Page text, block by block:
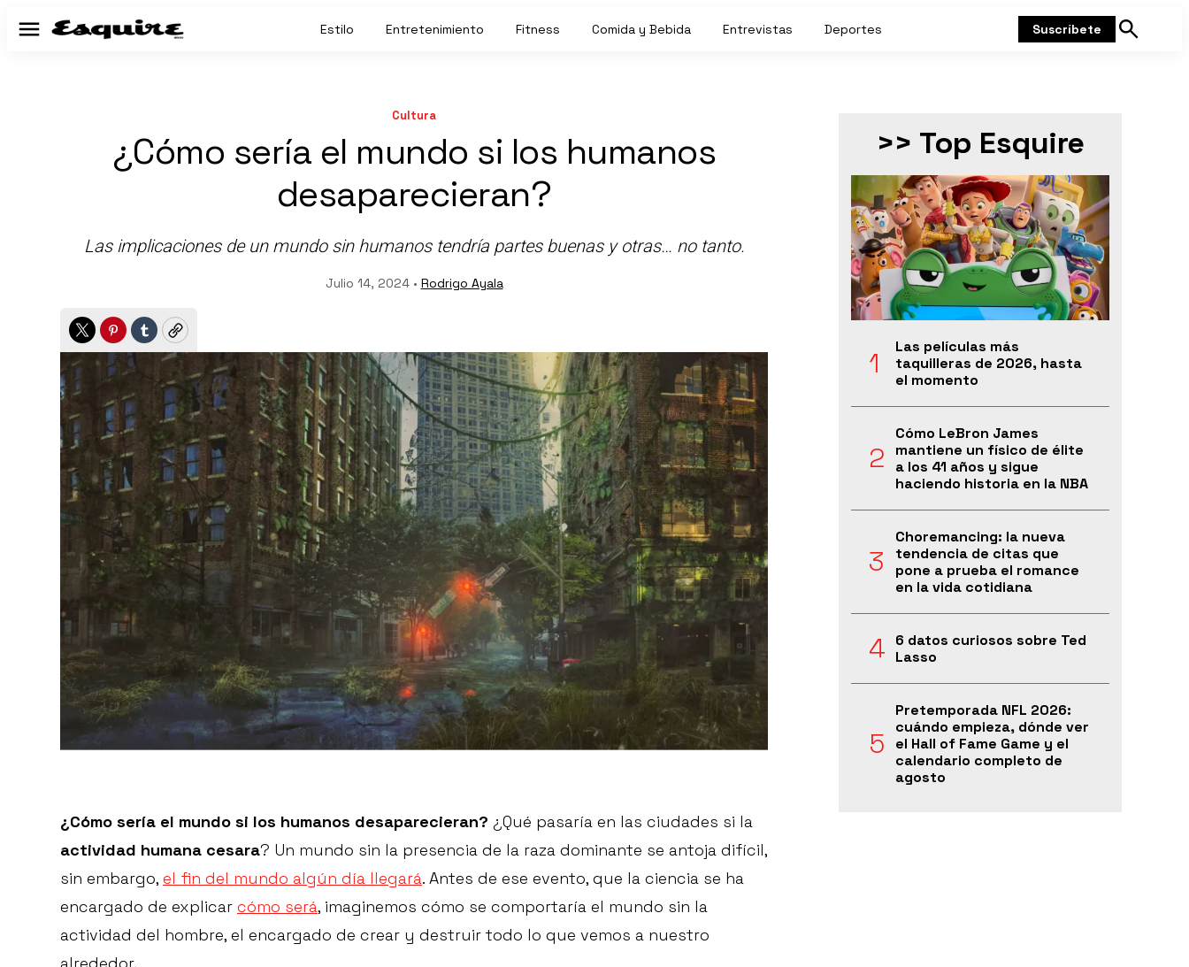
Menú Estilo Entretenimiento Fitness Comida y Bebida Entrevistas Deportes Suscríbete
Mostrar
Cultura
¿Cómo sería el mundo si los humanos
desaparecieran?
Las implicaciones de un mundo sin humanos tendría partes buenas y otras… no tanto.
Julio 14, 2024 • Rodrigo Ayala
TwitterPinterest
TumblrCopy
¿Cómo sería el mundo si los humanos desaparecieran? ¿Qué pasaría en las ciudades si la
actividad humana cesara? Un mundo sin la presencia de la raza dominante se antoja difícil,
sin embargo, el fin del mundo algún día llegará. Antes de ese evento, que la ciencia se ha
encargado de explicar cómo será, imaginemos cómo se comportaría el mundo sin la
actividad del hombre, el encargado de crear y destruir todo lo que vemos a nuestro
>> Top Esquire
Las películas más
taquilleras de 2026, hasta
el momento
Cómo LeBron James
mantiene un físico de élite
a los 41 años y sigue
haciendo historia en la NBA
Choremancing: la nueva
tendencia de citas que
pone a prueba el romance
en la vida cotidiana
6 datos curiosos sobre Ted
Lasso
Pretemporada NFL 2026:
cuándo empieza, dónde ver
el Hall of Fame Game y el
calendario completo de
agosto